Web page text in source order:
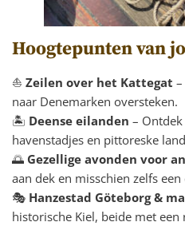
Hoogtepunten van
⛵ Zeilen over het Kattegat
naar Denemarken oversteken.
🏝️ Deense eilanden –
havenstadjes en pittoreske
🌅 Gezellige avonden voor
aan dek en misschien zelfs een
🎭 Hanzestad Göteborg &
historische Kiel, beide met